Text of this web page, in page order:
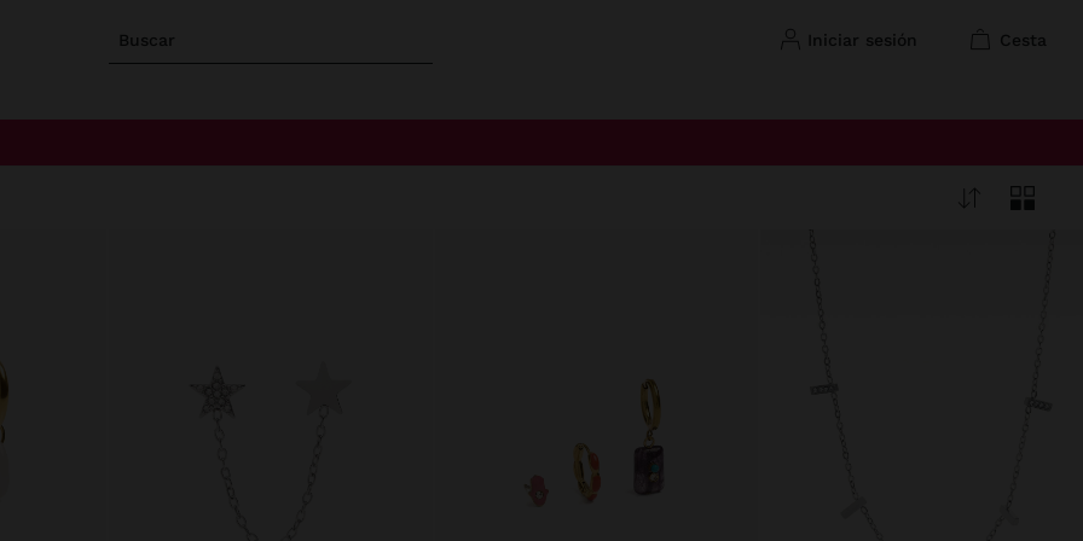
Buscar iniciar sesión cesta